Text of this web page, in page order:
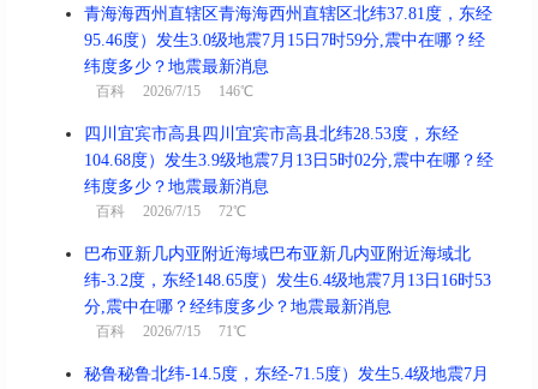
青海海西州直辖区青海海西州直辖区北纬37.81度，东经
95.46度）发生3.0级地震7月15日7时59分,震中在哪？经
纬度多少？地震最新消息
百科 2026/7/15 146℃
四川宜宾市高县四川宜宾市高县北纬28.53度，东经
104.68度）发生3.9级地震7月13日5时02分,震中在哪？经
纬度多少？地震最新消息
百科 2026/7/15 72℃
巴布亚新几内亚附近海域巴布亚新几内亚附近海域北
纬-3.2度，东经148.65度）发生6.4级地震7月13日16时53
分,震中在哪？经纬度多少？地震最新消息
百科 2026/7/15 71℃
秘鲁秘鲁北纬-14.5度，东经-71.5度）发生5.4级地震7月